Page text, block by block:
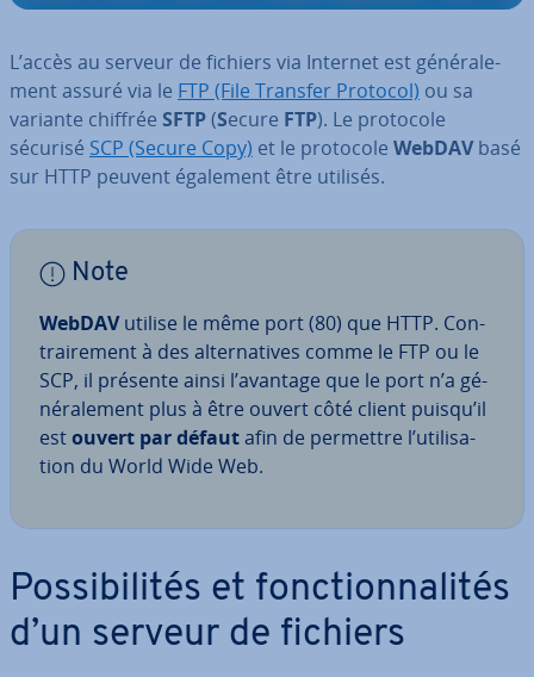
L’accès au serveur de fichiers via Internet est gé­né­ra­le­
ment assuré via le FTP (File Transfer Protocol) ou sa
variante chiffrée SFTP(Secure FTP). Le protocole
sécurisé SCP (Secure Copy) et le protocole WebDAVbasé
sur HTTP peuvent également être utilisés.
Note
WebDAVutilise le même port (80) que HTTP. Con­
trai­re­ment à des al­ter­na­tives comme le FTP ou le
SCP, il présente ainsi l’avantage que le port n’a gé­
né­ra­le­ment plus à être ouvert côté client puisqu’il
estouvert par défautafin de permettre l’uti­li­sa­
tion du World Wide Web.
Pos­si­bi­li­tés et fonc­tion­na­li­tés
d’un serveur de fichiers